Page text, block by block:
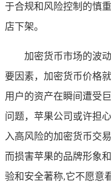
于合规和风险控制的慎
店下架。
加密货币市场的波
要因素，加密货币价格
用户的资产在瞬间遭受
问题，苹果公司或许担
入高风险的加密货币交
而损害苹果的品牌形象
验和安全著称,它不愿意